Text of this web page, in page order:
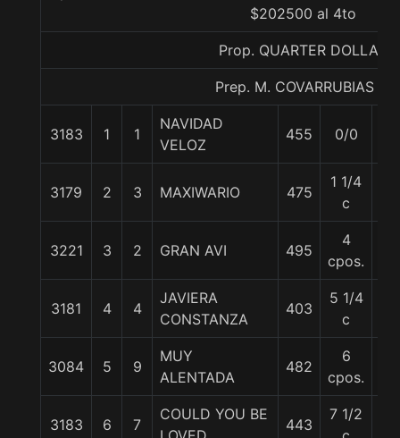
$202500 al 4to
Prop. QUARTER DOLLAR
Prep. M. COVARRUBIAS E.
3183 1 1
NAVIDAD
VELOZ
455 0/0
3179 2 3 MAXIWARIO 475
1 1/4
c
3221 3 2 GRAN AVI 495
4
cpos.
3181 4 4
JAVIERA
CONSTANZA
403
5 1/4
c
3084 5 9
MUY
ALENTADA
482
6
cpos.
3183 6 7
COULD YOU BE
443
7 1/2